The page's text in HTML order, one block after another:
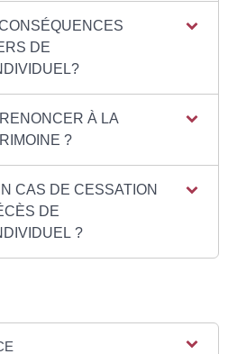
DE
À LA
?
CAS DE CESSATION
DE
?